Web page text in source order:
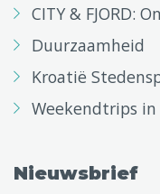
CITY & FJORD:
Duurzaamheid
Kroatië
Weekendtrips
Nieuwsbrief